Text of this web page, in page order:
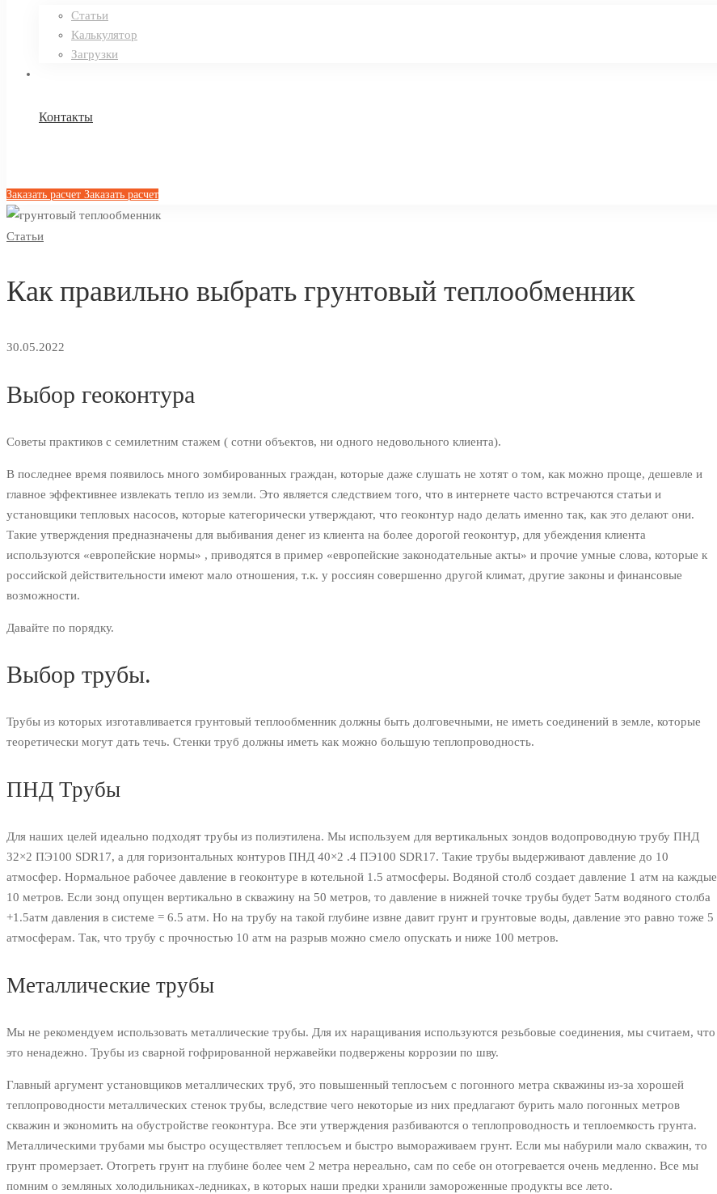
Статьи
Калькулятор
Загрузки
Контакты
Заказать расчет Заказать расчет
Как
выбрать
теплообменник
Статьи
Как правильно выбрать грунтовый теплообменник
30.05.2022
Выбор геоконтура
Советы практиков с семилетним стажем ( сотни объектов, ни одного недовольного клиента).
В последнее время появилось много зомбированных граждан, которые даже слушать не хотят о том, как можно проще, дешевле и
главное эффективнее извлекать тепло из земли. Это является следствием того, что в интернете часто встречаются статьи и
установщики тепловых насосов, которые категорически утверждают, что геоконтур надо делать именно так, как это делают они.
Такие утверждения предназначены для выбивания денег из клиента на более дорогой геоконтур, для убеждения клиента
используются «европейские нормы» , приводятся в пример «европейские законодательные акты» и прочие умные слова, которые к
российской действительности имеют мало отношения, т.к. у россиян совершенно другой климат, другие законы и финансовые
возможности.
Давайте по порядку.
Выбор трубы.
Трубы из которых изготавливается грунтовый теплообменник должны быть долговечными, не иметь соединений в земле, которые
теоретически могут дать течь. Стенки труб должны иметь как можно большую теплопроводность.
ПНД Трубы
Для наших целей идеально подходят трубы из полиэтилена. Мы используем для вертикальных зондов водопроводную трубу ПНД
32×2 ПЭ100 SDR17, а для горизонтальных контуров ПНД 40×2 .4 ПЭ100 SDR17. Такие трубы выдерживают давление до 10
атмосфер. Нормальное рабочее давление в геоконтуре в котельной 1.5 атмосферы. Водяной столб создает давление 1 атм на каждые
10 метров. Если зонд опущен вертикально в скважину на 50 метров, то давление в нижней точке трубы будет 5атм водяного столба
+1.5атм давления в системе = 6.5 атм. Но на трубу на такой глубине извне давит грунт и грунтовые воды, давление это равно тоже 5
атмосферам. Так, что трубу с прочностью 10 атм на разрыв можно смело опускать и ниже 100 метров.
Металлические трубы
Мы не рекомендуем использовать металлические трубы. Для их наращивания используются резьбовые соединения, мы считаем, что
это ненадежно. Трубы из сварной гофрированной нержавейки подвержены коррозии по шву.
Главный аргумент установщиков металлических труб, это повышенный теплосъем с погонного метра скважины из-за хорошей
теплопроводности металлических стенок трубы, вследствие чего некоторые из них предлагают бурить мало погонных метров
скважин и экономить на обустройстве геоконтура. Все эти утверждения разбиваются о теплопроводность и теплоемкость грунта.
Металлическими трубами мы быстро осуществляет теплосъем и быстро вымораживаем грунт. Если мы набурили мало скважин, то
грунт промерзает. Отогреть грунт на глубине более чем 2 метра нереально, сам по себе он отогревается очень медленно. Все мы
помним о земляных холодильниках-ледниках, в которых наши предки хранили замороженные продукты все лето.